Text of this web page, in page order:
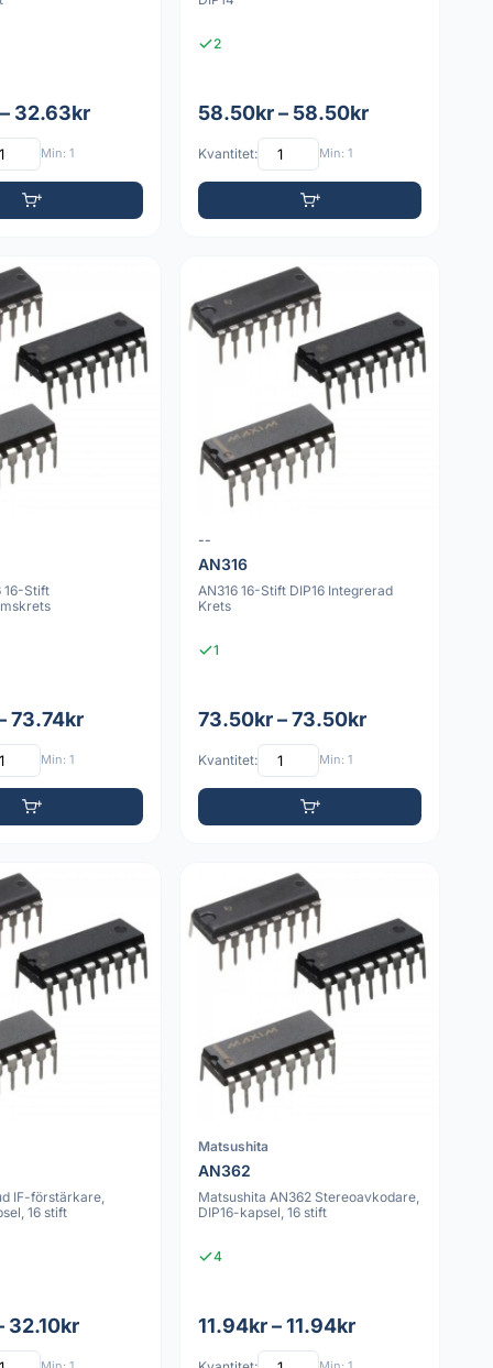
32.63kr
Min: 1
2
58.50kr – 58.50kr
Kvantitet: Min: 1
16-Stift
73.74kr
Min: 1
--
AN316
AN316 16-Stift DIP16 Integrerad
Krets
1
73.50kr – 73.50kr
Kvantitet: Min: 1
IF-förstärkare,
16 stift
32.10kr
Matsushita
AN362
Matsushita AN362 Stereoavkodare,
DIP16-kapsel, 16 stift
4
11.94kr – 11.94kr